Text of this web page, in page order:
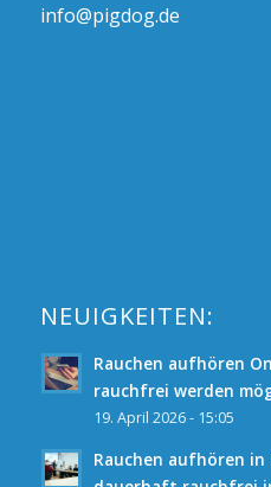
info@pigdog.de
NEUIGKEITEN:
Rauchen aufhören
rauchfrei werden
19. April 2026 - 15:05
Rauchen aufhören in